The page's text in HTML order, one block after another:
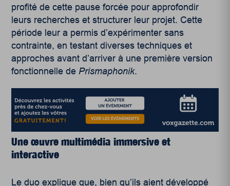
profité de cette pause forcée pour approfondir
leurs recherches et structurer leur projet. Cette
période leur a permis d’expérimenter sans
contrainte, en testant diverses techniques et
approches avant d’arriver à une première version
fonctionnelle de Prismaphonik.
Une œuvre multimédia immersive et
interactive
Le duo explique que, bien qu’ils aient développé